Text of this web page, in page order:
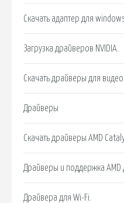
Скачать адаптер для
Загрузка драйверов NVIDIA.
Скачать драйверы для
Драйверы
Скачать драйверы AMD
Драйверы и поддержка AMD
Драйвера для Wi-Fi.